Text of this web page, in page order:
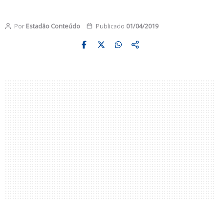
Por Estadão Conteúdo Publicado 01/04/2019